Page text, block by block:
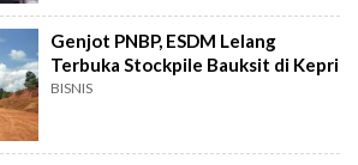
Genjot PNBP, ESDM Lelang
Terbuka Stockpile Bauksit di Kepri
BISNIS